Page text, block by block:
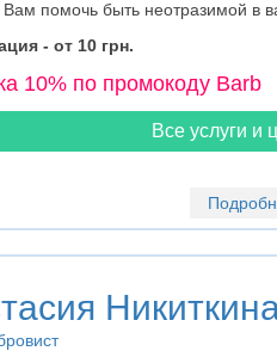
Вам помочь быть неотразимой в
- от 10 грн.
10% по промокоду Barb
Все услуги и